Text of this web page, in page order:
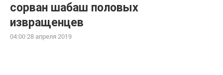
сорван шабаш половых
извращенцев
04:00 28 апреля 2019